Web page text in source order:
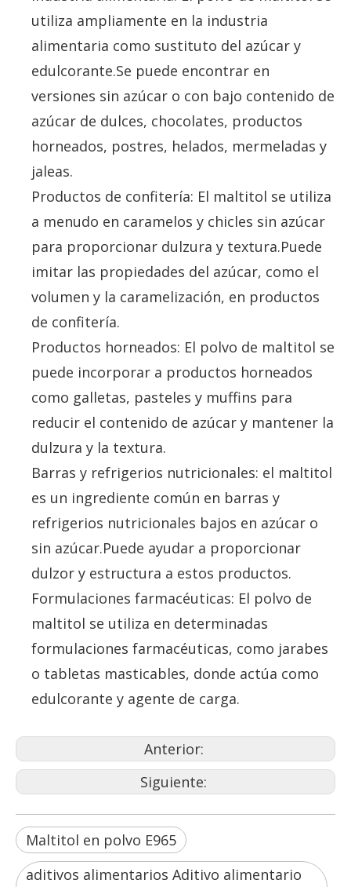
utiliza ampliamente en la industria
alimentaria como sustituto del azúcar y
edulcorante.Se puede encontrar en
versiones sin azúcar o con bajo contenido de
azúcar de dulces, chocolates, productos
horneados, postres, helados, mermeladas y
jaleas.
Productos de confitería: El maltitol se utiliza
a menudo en caramelos y chicles sin azúcar
para proporcionar dulzura y textura.Puede
imitar las propiedades del azúcar, como el
volumen y la caramelización, en productos
de confitería.
Productos horneados: El polvo de maltitol se
puede incorporar a productos horneados
como galletas, pasteles y muffins para
reducir el contenido de azúcar y mantener la
dulzura y la textura.
Barras y refrigerios nutricionales: el maltitol
es un ingrediente común en barras y
refrigerios nutricionales bajos en azúcar o
sin azúcar.Puede ayudar a proporcionar
dulzor y estructura a estos productos.
Formulaciones farmacéuticas: El polvo de
maltitol se utiliza en determinadas
formulaciones farmacéuticas, como jarabes
o tabletas masticables, donde actúa como
edulcorante y agente de carga.
Anterior:
Siguiente:
Maltitol en polvo E965
aditivos alimentarios Aditivo alimentario